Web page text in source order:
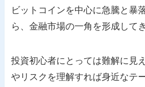
ビットコインを中心に急騰と暴
ら、金融市場の一角を形成して
投資初心者にとっては難解に見
やリスクを理解すれば身近なテ